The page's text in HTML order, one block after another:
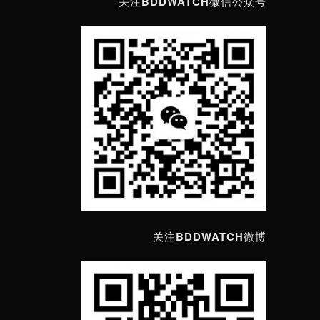
关注BDDWATCH微博